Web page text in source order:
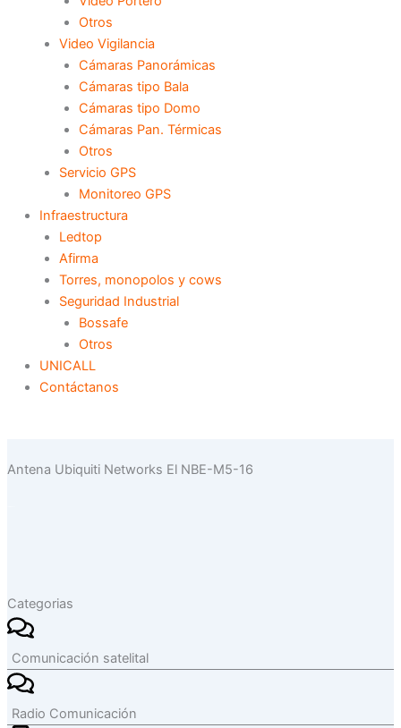
Otros
Video Vigilancia
Cámaras Panorámicas
Cámaras tipo Bala
Cámaras tipo Domo
Cámaras Pan. Térmicas
Otros
Servicio GPS
Monitoreo GPS
Infraestructura
Ledtop
Afirma
Torres, monopolos y cows
Seguridad Industrial
Bossafe
Otros
UNICALL
Contáctanos
Antena Ubiquiti Networks El NBE-M5-16
Categorias
Comunicación satelital
Radio Comunicación